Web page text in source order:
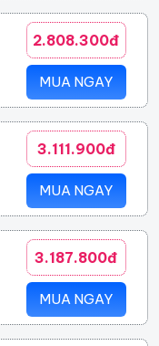
2.808.300đ
MUA NGAY
3.111.900đ
MUA NGAY
3.187.800đ
MUA NGAY